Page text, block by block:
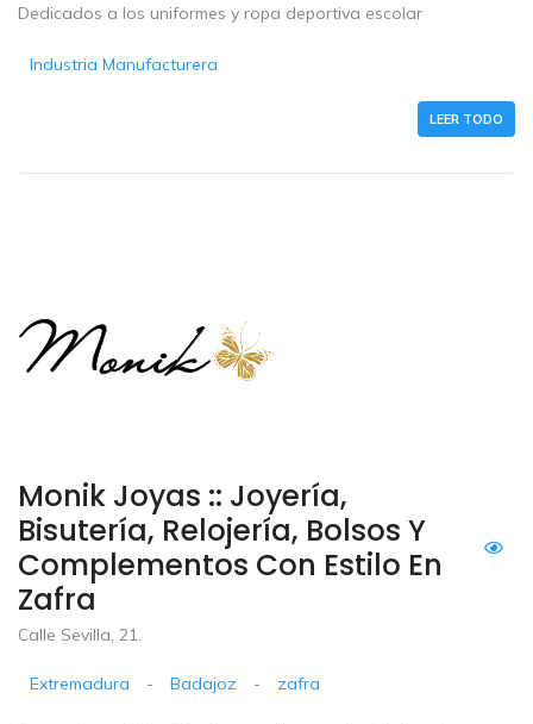
Dedicados a los uniformes y ropa deportiva escolar
Industria Manufacturera
LEER TODO
Monik Joyas :: Joyería,
Bisutería, Relojería, Bolsos Y
Complementos Con Estilo En
Zafra
Calle Sevilla, 21.
Extremadura - Badajoz - zafra